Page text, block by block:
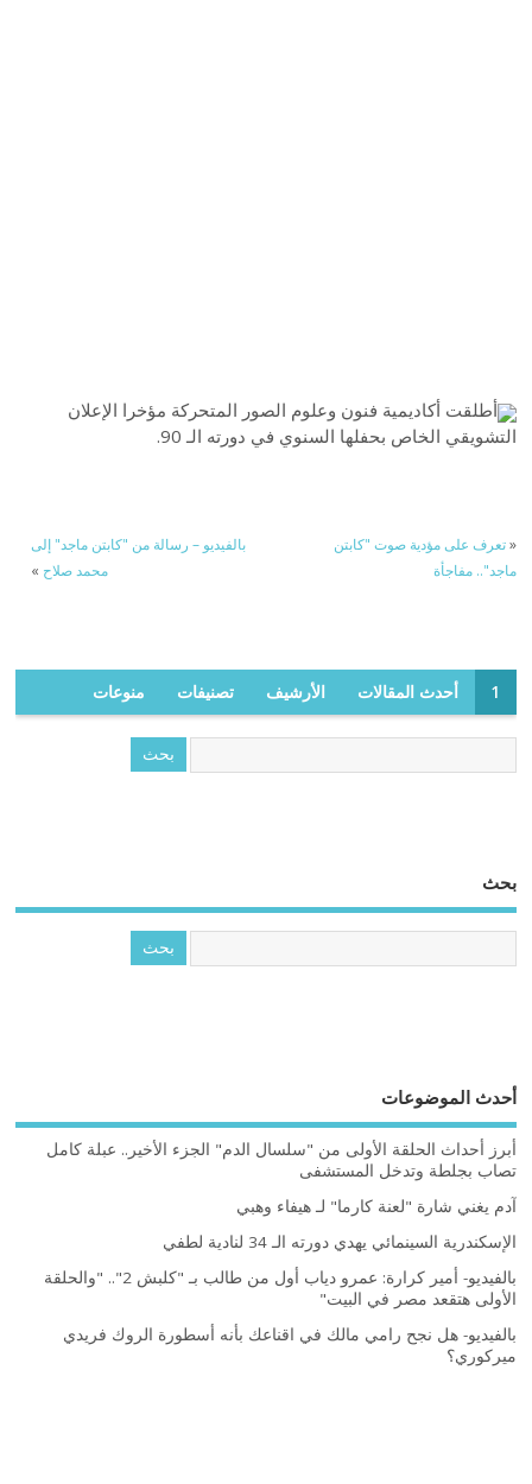
أطلقت أكاديمية فنون وعلوم الصور المتحركة مؤخرا الإعلان
التشويقي الخاص بحفلها السنوي في دورته الـ 90.
«تعرف على مؤدية صوت "كابتن
ماجد".. مفاجأة
بالفيديو – رسالة من "كابتن ماجد" إلى
محمد صلاح »
1 أحدث المقالات الأرشيف تصنيفات منوعات
بحث
أحدث الموضوعات
أبرز أحداث الحلقة الأولى من "سلسال الدم" الجزء الأخير.. عبلة كامل
تصاب بجلطة وتدخل المستشفى
آدم يغني شارة "لعنة كارما" لـ هيفاء وهبي
الإسكندرية السينمائي يهدي دورته الـ 34 لنادية لطفي
بالفيديو- أمير كرارة: عمرو دياب أول من طالب بـ "كلبش 2".. "والحلقة
الأولى هتقعد مصر في البيت"
بالفيديو- هل نجح رامي مالك في اقناعك بأنه أسطورة الروك فريدي
ميركوري؟